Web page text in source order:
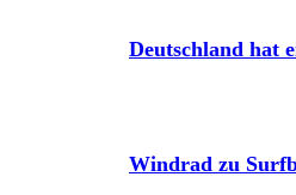
Deutschland hat
Windrad zu